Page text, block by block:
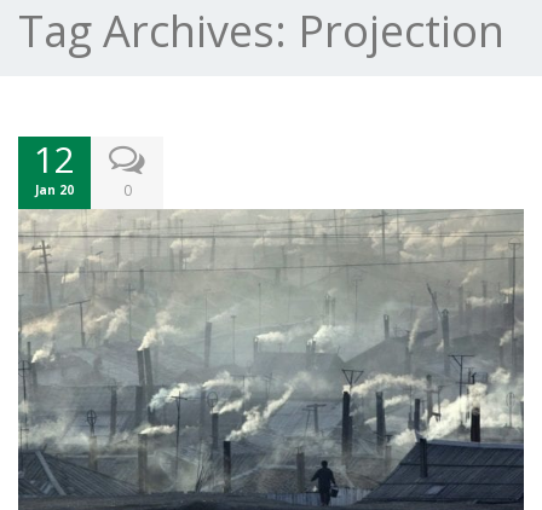
Tag Archives: Projection
12
Jan 20 0